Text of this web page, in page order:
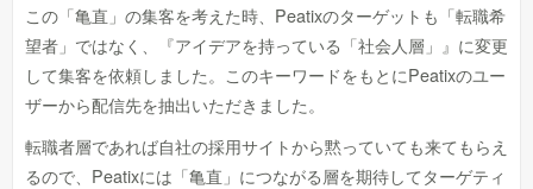
この「亀直」の集客を考えた時、Peatixのターゲットも「転職希
望者」ではなく、『アイデアを持っている「社会人層」』に変更
して集客を依頼しました。このキーワードをもとにPeatixのユー
ザーから配信先を抽出いただきました。
転職者層であれば自社の採用サイトから黙っていても来てもらえ
るので、Peatixには「亀直」につながる層を期待してターゲティ